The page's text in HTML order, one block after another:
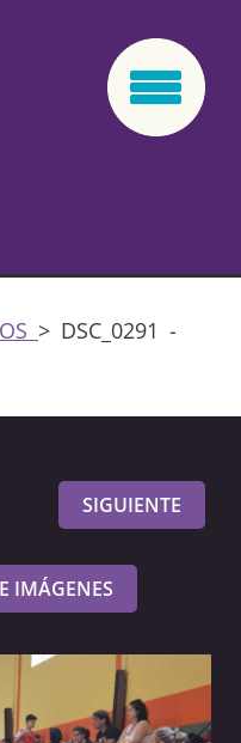
> DSC_0291 -
SIGUIENTE
IMÁGENES